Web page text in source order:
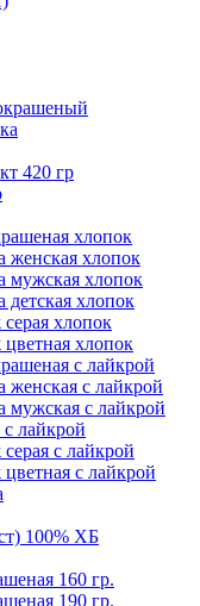
420 гр
хлопок
женская хлопок
мужская хлопок
детская хлопок
хлопок
хлопок
с лайкрой
женская с лайкрой
мужская с лайкрой
с лайкрой
с лайкрой
с лайкрой
100% ХБ
160 гр.
190 гр.